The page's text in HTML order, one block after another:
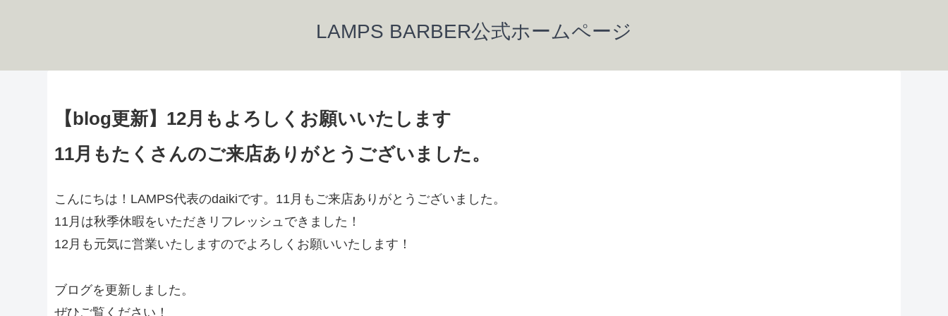
LAMPS BARBER公式ホームページ
【blog更新】12月もよろしくお願いいたします
11月もたくさんのご来店ありがとうございました。
こんにちは！LAMPS代表のdaikiです。11月もご来店ありがとうございました。
11月は秋季休暇をいただきリフレッシュできました！
12月も元気に営業いたしますのでよろしくお願いいたします！
ブログを更新しました。
ぜひご覧ください！